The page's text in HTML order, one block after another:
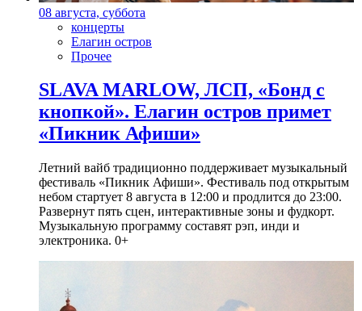
08 августа, суббота
концерты
Елагин остров
Прочее
SLAVA MARLOW, ЛСП, «Бонд с
кнопкой». Елагин остров примет
«Пикник Афиши»
Летний вайб традиционно поддерживает музыкальный
фестиваль «Пикник Афиши». Фестиваль под открытым
небом стартует 8 августа в 12:00 и продлится до 23:00.
Развернут пять сцен, интерактивные зоны и фудкорт.
Музыкальную программу составят рэп, инди и
электроника. 0+